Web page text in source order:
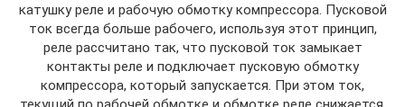
катушку реле и рабочую обмотку компрессора. Пусковой
ток всегда больше рабочего, используя этот принцип,
реле рассчитано так, что пусковой ток замыкает
контакты реле и подключает пусковую обмотку
компрессора, который запускается. При этом ток,